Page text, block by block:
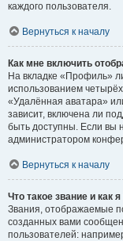
каждого пользователя.
Вернуться к началу
Как мне включить
На вкладке «Профиль»
использованием
«Удалённая аватара»
зависит, включена ли
быть доступны. Если вы
администратором
Вернуться к началу
Что такое звание и как
Звания, отображаемые
созданных вами
пользователей: